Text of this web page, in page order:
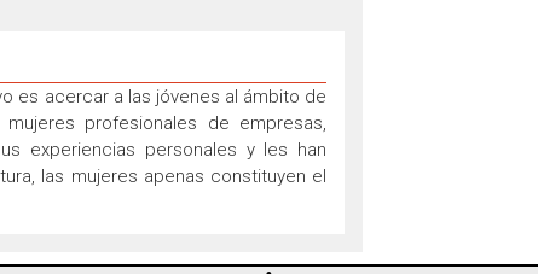
es acercar a las jóvenes al ámbito de
profesionales de empresas,
experiencias personales y les han
las mujeres apenas constituyen el